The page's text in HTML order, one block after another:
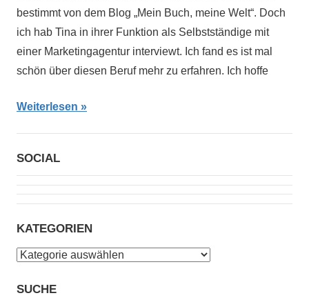
bestimmt von dem Blog „Mein Buch, meine Welt“. Doch
ich hab Tina in ihrer Funktion als Selbstständige mit
einer Marketingagentur interviewt. Ich fand es ist mal
schön über diesen Beruf mehr zu erfahren. Ich hoffe
Weiterlesen
SOCIAL
KATEGORIEN
Kategorien
SUCHE